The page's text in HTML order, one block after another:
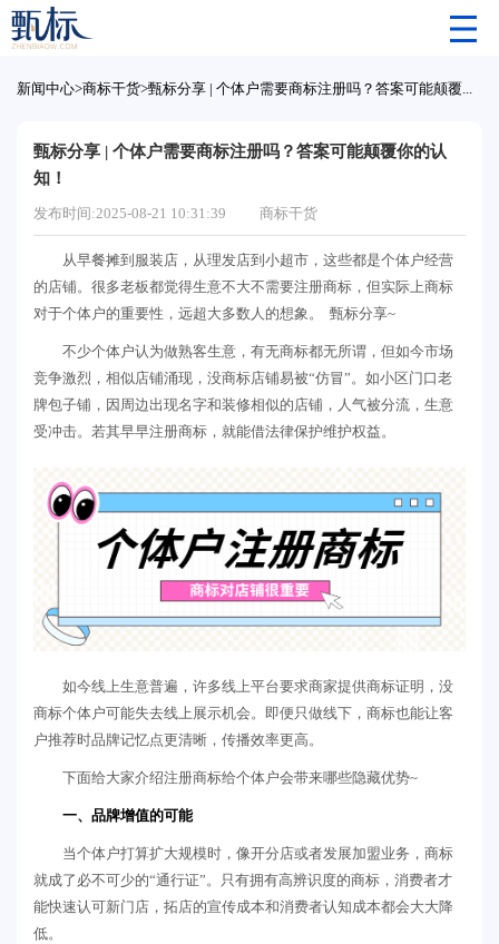
新闻中心>商标干货> 甄标分享 | 个体户需要商标注册吗？答案可能颠覆你的认知！
甄标分享 | 个体户需要商标注册吗？答案可能颠覆你的认
知！
发布时间:2025-08-21 10:31:39 商标干货
从早餐摊到服装店，从理发店到小超市，这些都是个体户经营
的店铺。很多老板都觉得生意不大不需要注册商标，但实际上商标
对于个体户的重要性，远超大多数人的想象。 甄标分享~
不少个体户认为做熟客生意，有无商标都无所谓，但如今市场
竞争激烈，相似店铺涌现，没商标店铺易被“仿冒”。如小区门口老
牌包子铺，因周边出现名字和装修相似的店铺，人气被分流，生意
受冲击。若其早早注册商标，就能借法律保护维护权益。
如今线上生意普遍，许多线上平台要求商家提供商标证明，没
商标个体户可能失去线上展示机会。即便只做线下，商标也能让客
户推荐时品牌记忆点更清晰，传播效率更高。
下面给大家介绍注册商标给个体户会带来哪些隐藏优势~
一、品牌增值的可能
当个体户打算扩大规模时，像开分店或者发展加盟业务，商标
就成了必不可少的“通行证”。只有拥有高辨识度的商标，消费者才
能快速认可新门店，拓店的宣传成本和消费者认知成本都会大大降
低。